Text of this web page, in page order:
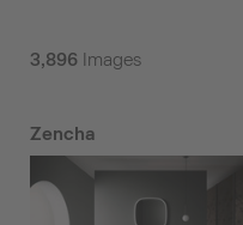
3,896 Images
Zencha